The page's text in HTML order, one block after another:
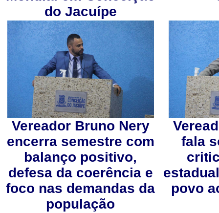
do Jacuípe
Vereador Bruno Nery
encerra semestre com
balanço positivo,
defesa da coerência e
foco nas demandas da
população
fala
povo